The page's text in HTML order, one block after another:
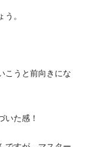
。
こうと前向きにな
いた感！